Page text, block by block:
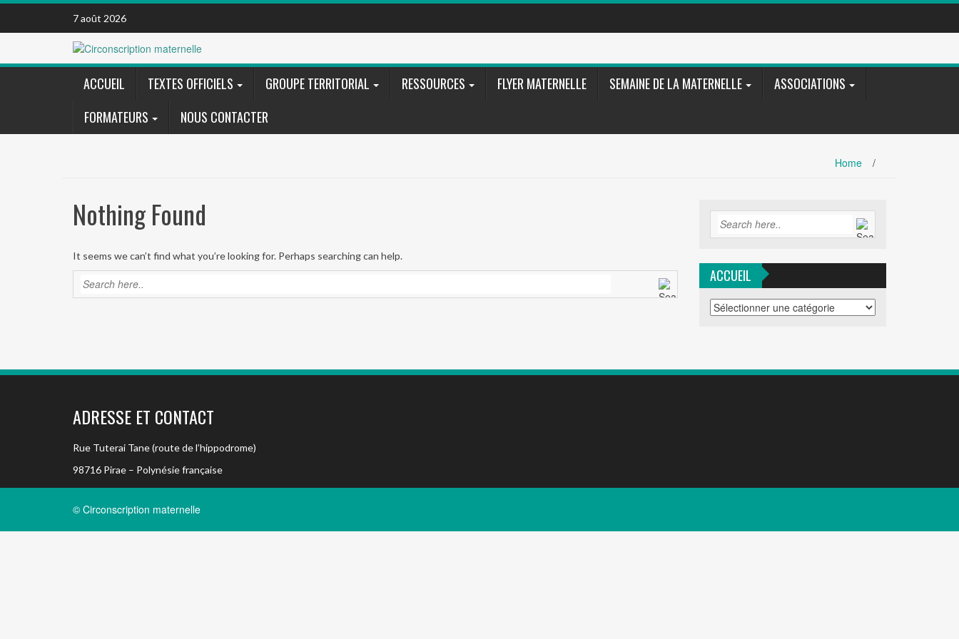
Skip
content
7 août 2026
ACCUEIL TEXTES OFFICIELS GROUPE TERRITORIAL RESSOURCES FLYER MATERNELLE SEMAINE DE LA MATERNELLE
ASSOCIATIONS
FORMATEURS
NOUS CONTACTER
Home /
Nothing Found
It seems we can’t find what you’re looking for. Perhaps searching can help.
ACCUEIL
ACCUEIL
ADRESSE ET CONTACT
Rue Tuterai Tane (route de l’hippodrome)
98716 Pirae – Polynésie française
© Circonscription maternelle